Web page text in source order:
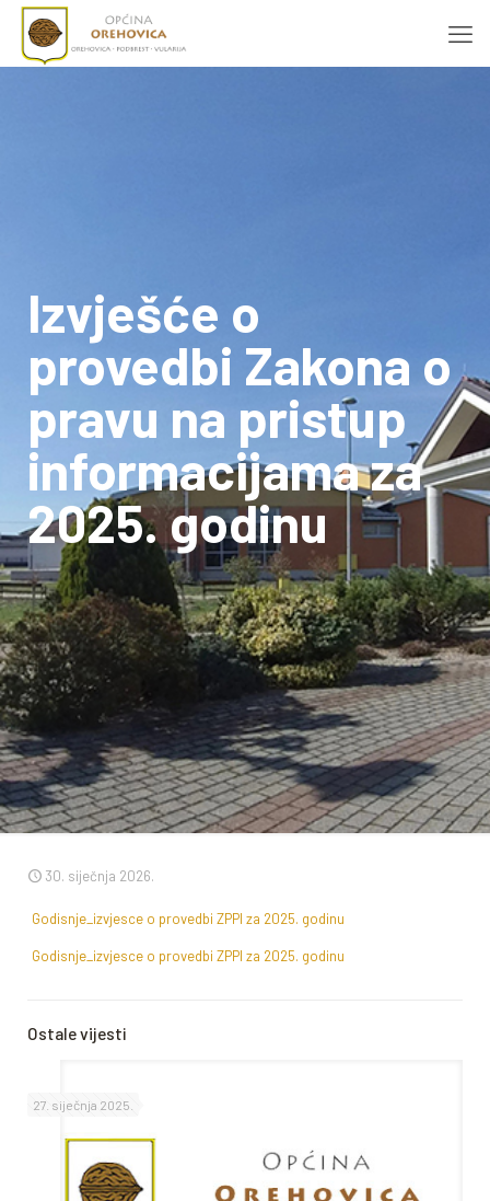
Izvješće o
provedbi Zakona o
pravu na pristup
informacijama za
2025. godinu
30. siječnja 2026.
Godisnje_izvjesce o provedbi ZPPI za 2025. godinu
Godisnje_izvjesce o provedbi ZPPI za 2025. godinu
Ostale vijesti
27. siječnja 2025.